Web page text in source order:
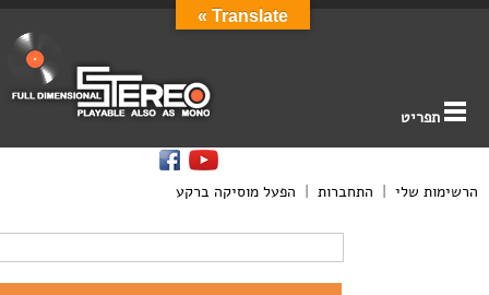
תפריט
הרשימות שלי | התחברות | הפעל מוסיקה ברקע
Translate »